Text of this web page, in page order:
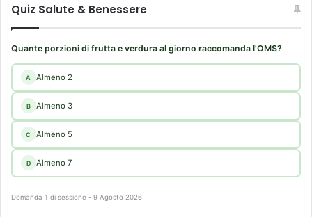
Quiz Salute & Benessere
Quante porzioni di frutta e verdura al giorno raccomanda l'OMS?
A Almeno 2
B Almeno 3
C Almeno 5
D Almeno 7
Domanda 1 di sessione - 9 Agosto 2026